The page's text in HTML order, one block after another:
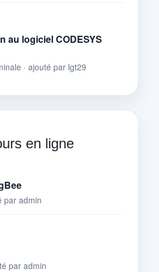
au logiciel CODESYS
· ajouté par lgt29
en ligne
par admin
par admin